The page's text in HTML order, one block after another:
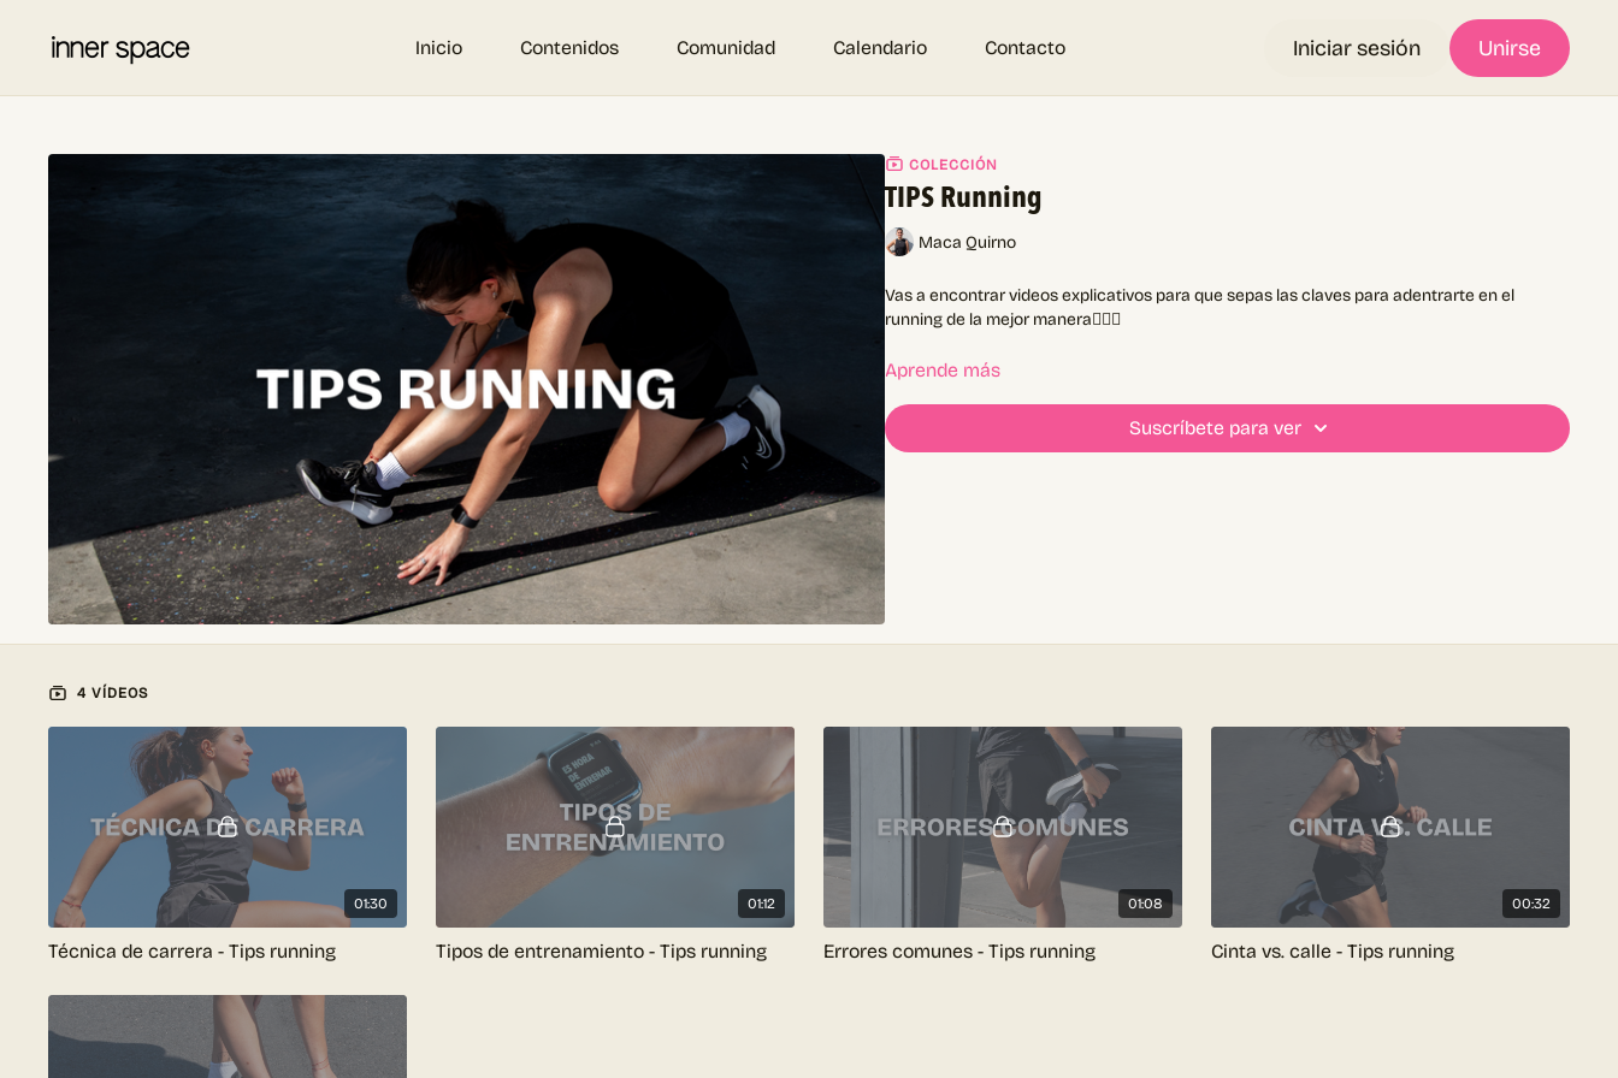
Inicio Contenidos Comunidad Calendario Contacto Iniciar sesión Unirse
COLECCIÓN
TIPS Running
Maca Quirno
Vas a encontrar videos explicativos para que sepas las claves para adentrarte en el
running de la mejor manera🏃🏻‍♀️
Aprende más
Suscríbete para ver
4 VÍDEOS
01:30
Técnica de carrera - Tips running
01:12
Tipos de entrenamiento - Tips running
01:08
Errores comunes - Tips running
00:32
Cinta vs. calle - Tips running